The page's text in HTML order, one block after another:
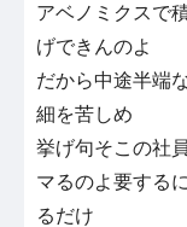
アベノミクスで
げできんのよ
だから中途半端
細を苦しめ
挙げ句そこの社
マるのよ要する
るだけ